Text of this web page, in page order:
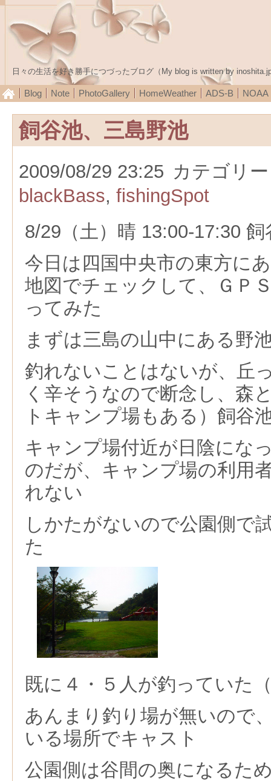
日々の生活を好き勝手につづったブログ（My blog is written by
Blog Note PhotoGallery HomeWeather ADS-B NOAA
飼谷池、三島野池
2009/08/29 23:25 カテゴリ
blackBass, fishingSpot
8/29（土）晴 13:00-17:30
今日は四国中央市の東方に
地図でチェックして、ＧＰ
ってみた
まずは三島の山中にある野
釣れないことはないが、丘
く辛そうなので断念し、森
トキャンプ場もある）飼谷
キャンプ場付近が日陰にな
のだが、キャンプ場の利用
れない
しかたがないので公園側で
た
既に４・５人が釣っていた
あんまり釣り場が無いので
いる場所でキャスト
公園側は谷間の奥になるた